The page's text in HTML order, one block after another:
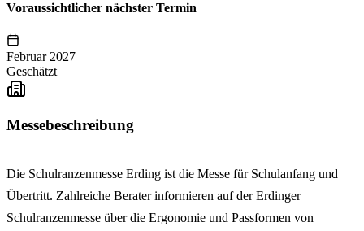
Voraussichtlicher nächster Termin
Februar 2027
Geschätzt
Messebeschreibung
Die Schulranzenmesse Erding ist die Messe für Schulanfang und
Übertritt. Zahlreiche Berater informieren auf der Erdinger
Schulranzenmesse über die Ergonomie und Passformen von